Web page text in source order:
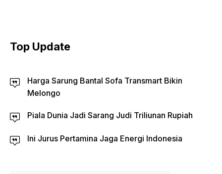
Top Update
Harga Sarung Bantal Sofa Transmart Bikin
Melongo
Piala Dunia Jadi Sarang Judi Triliunan Rupiah
Ini Jurus Pertamina Jaga Energi Indonesia